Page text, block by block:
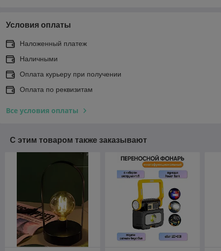
Условия оплаты
Наложенный платеж
Наличными
Оплата курьеру при получении
Оплата по реквизитам
Все условия оплаты
С этим товаром также заказывают